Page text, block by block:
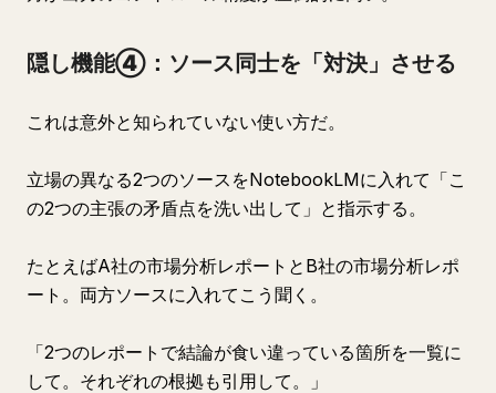
隠し機能④：ソース同士を「対決」させる
これは意外と知られていない使い方だ。
立場の異なる2つのソースをNotebookLMに入れて「こ
の2つの主張の矛盾点を洗い出して」と指示する。
たとえばA社の市場分析レポートとB社の市場分析レポ
ート。両方ソースに入れてこう聞く。
「2つのレポートで結論が食い違っている箇所を一覧に
して。それぞれの根拠も引用して。」